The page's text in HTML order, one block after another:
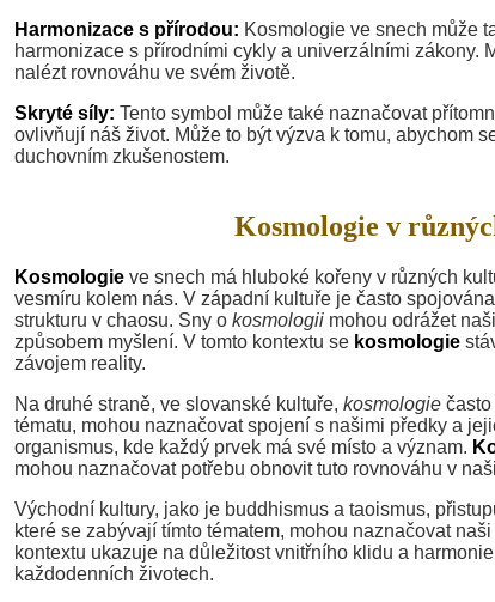
Harmonizace s přírodou: Kosmologie ve snech může
harmonizace s přírodními cykly a univerzálními zákony.
nalézt rovnováhu ve svém životě.
Skryté síly: Tento symbol může také naznačovat
ovlivňují náš život. Může to být výzva k tomu, abychom
duchovním zkušenostem.
Kosmologie v
Kosmologie ve snech má hluboké kořeny v různých
vesmíru kolem nás. V západní kultuře je často
strukturu v chaosu. Sny o kosmologii mohou odrážet
způsobem myšlení. V tomto kontextu se kosmologie
závojem reality.
Na druhé straně, ve slovanské kultuře, kosmologie
tématu, mohou naznačovat spojení s našimi předky a
organismus, kde každý prvek má své místo a význam.
mohou naznačovat potřebu obnovit tuto rovnováhu v
Východní kultury, jako je buddhismus a taoismus,
které se zabývají tímto tématem, mohou naznačovat
kontextu ukazuje na důležitost vnitřního klidu a
každodenních životech.